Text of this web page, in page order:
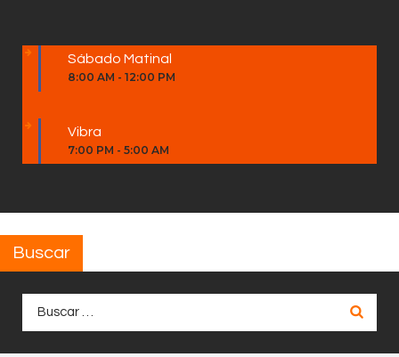
Sábado Matinal
8:00 AM - 12:00 PM
Vibra
7:00 PM - 5:00 AM
Buscar